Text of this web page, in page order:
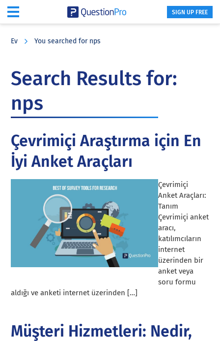
SIGN UP FREE
Ev You searched for nps
Search Results for:
nps
Çevrimiçi Araştırma için En
İyi Anket Araçları
Çevrimiçi
Anket Araçları:
Tanım
Çevrimiçi anket
aracı,
katılımcıların
internet
üzerinden bir
anket veya
soru formu
aldığı ve anketi internet üzerinden […]
Müşteri Hizmetleri: Nedir,